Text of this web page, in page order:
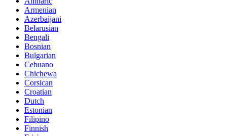
Armenian
Azerbaijani
Belarusian
Bengali
Bosnian
Bulgarian
Cebuano
Chichewa
Corsican
Croatian
Dutch
Estonian
Filipino
Finnish